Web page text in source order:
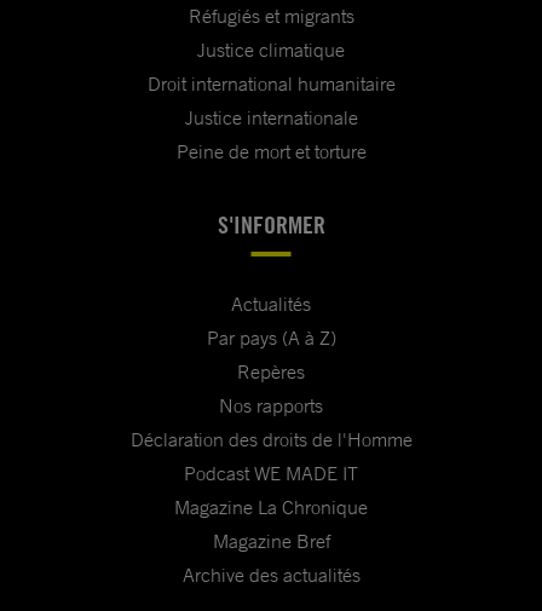
Réfugiés et migrants
Justice climatique
Droit international humanitaire
Justice internationale
Peine de mort et torture
S'INFORMER
Actualités
Par pays (A à Z)
Repères
Nos rapports
Déclaration des droits de l'Homme
Podcast WE MADE IT
Magazine La Chronique
Magazine Bref
Archive des actualités